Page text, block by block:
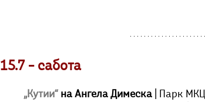
15.7 – сабота
„Кутии“ на Ангела Димеска | Парк